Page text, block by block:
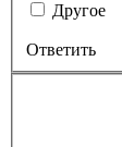
Другое
Ответить